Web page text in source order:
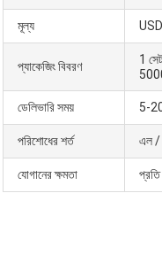
মূল্য
প্যাকেজিং বিবরণ
1
ডেলিভারি সময় 5-
পরিশোধের শর্ত এল /
যোগানের ক্ষমতা